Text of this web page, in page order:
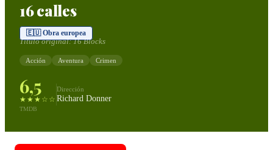
16 calles
🇪🇺 Obra europea
Título original:16 Blocks
Acción Aventura Crimen
6,5
★★★☆☆
TMDB
Dirección
Richard Donner